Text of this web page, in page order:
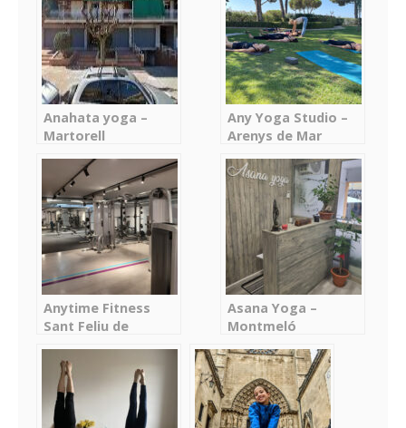
Anahata yoga –
Martorell
Any Yoga Studio –
Arenys de Mar
Anytime Fitness
Sant Feliu de
Feliu de Llobregat
Asana Yoga –
Montmeló